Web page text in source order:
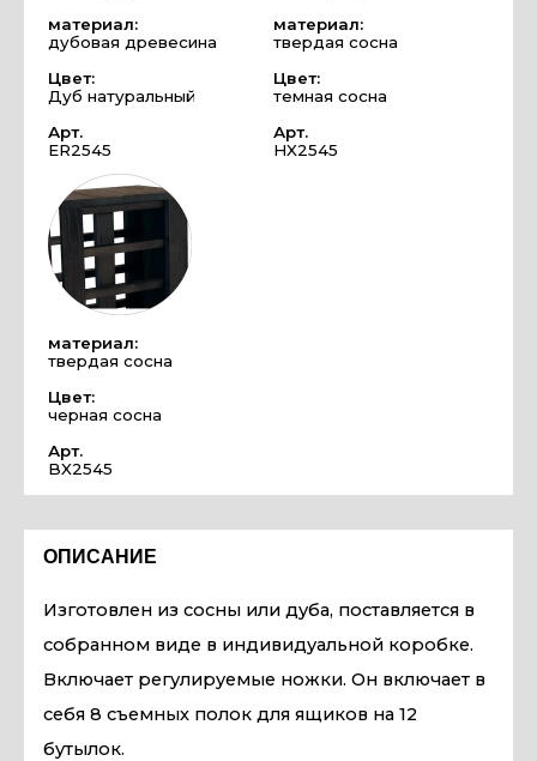
материал:
дубовая древесина
Цвет:
Дуб натуральный
Арт.
ER2545
материал:
твердая сосна
Цвет:
темная сосна
Арт.
HX2545
материал:
твердая сосна
Цвет:
черная сосна
Арт.
BX2545
ОПИСАНИЕ
Изготовлен из сосны или дуба, поставляется в
собранном виде в индивидуальной коробке.
Включает регулируемые ножки. Он включает в
себя 8 съемных полок для ящиков на 12
бутылок.